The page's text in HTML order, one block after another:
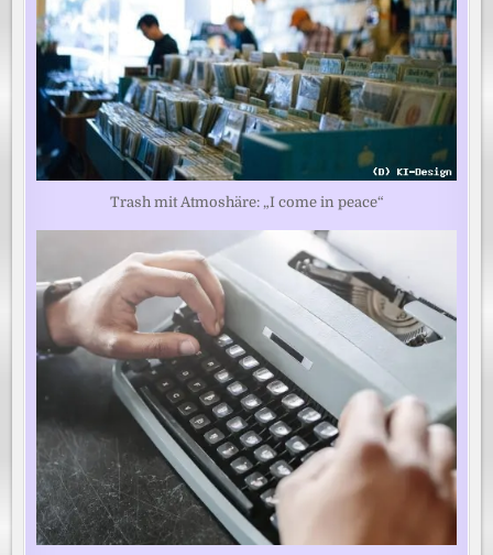
Trash mit Atmoshäre: „I come in peace“